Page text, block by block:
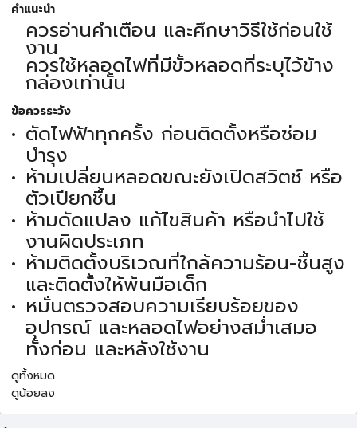
คำแนะนำ
ควรอ่านคำเตือน และศึกษาวิธีใช้ก่อนใช้
งาน
ควรใช้หลอดไฟที่มีขั้วหลอดที่ระบุไว้ข้าง
กล่องเท่านั้น
ข้อควรระวัง
ตัดไฟฟ้าทุกครั้ง ก่อนติดตั้งหรือซ่อม
บำรุง
ห้ามเปลี่ยนหลอดขณะยังเปิดสวิตช์ หรือ
ตัวเปียกชื้น
ห้ามดัดแปลง แก้ไขสินค้า หรือนำไปใช้
งานผิดประเภท
ห้ามติดตั้งบริเวณที่ใกล้ความร้อน-ชื้นสูง
และติดตั้งให้พ้นมือเด็ก
หมั่นตรวจสอบความเรียบร้อยของ
อุปกรณ์ และหลอดไฟอย่างสม่ำเสมอ
ทั้งก่อน และหลังใช้งาน
ดูทั้งหมด
ดูน้อยลง